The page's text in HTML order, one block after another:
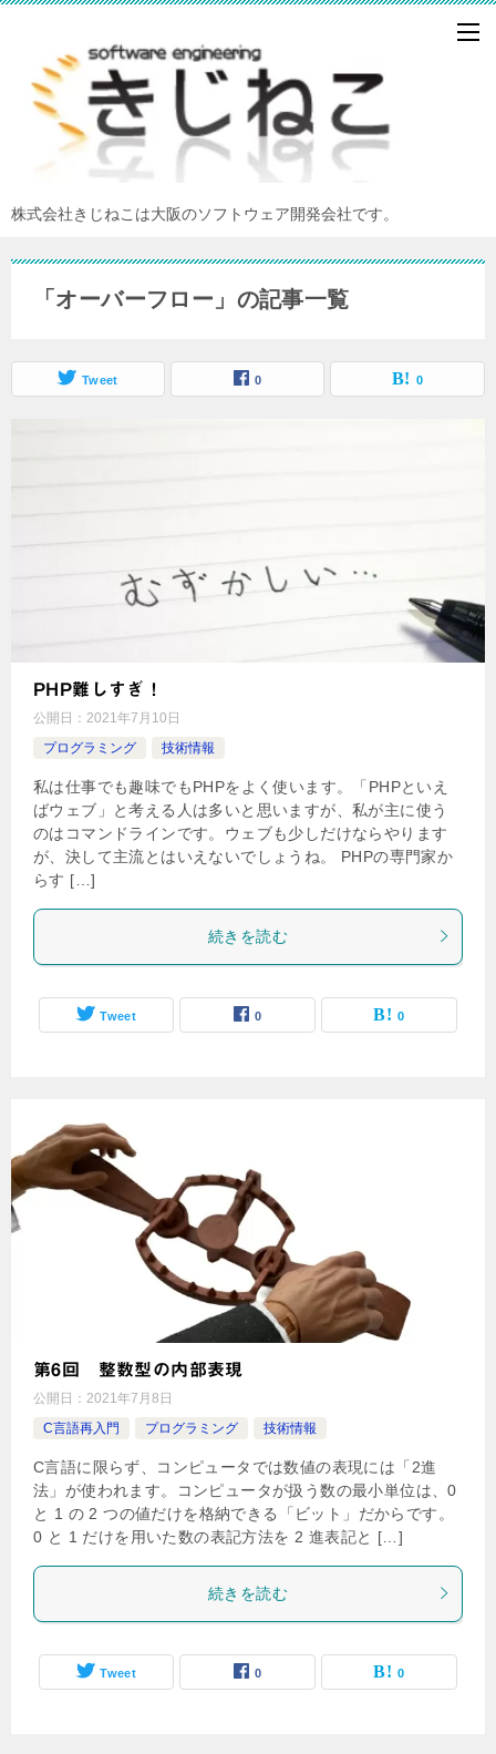
株式会社きじねこは大阪のソフトウェア開発会社です。
「オーバーフロー」の記事一覧
Tweet 0 0
PHP難しすぎ！
公開日： 2021年7月10日
プログラミング
技術情報
私は仕事でも趣味でもPHPをよく使います。「PHPといえ
ばウェブ」と考える人は多いと思いますが、私が主に使う
のはコマンドラインです。ウェブも少しだけならやります
が、決して主流とはいえないでしょうね。 PHPの専門家か
らす […]
続きを読む
Tweet 0 0
第6回 整数型の内部表現
公開日： 2021年7月8日
C言語再入門
プログラミング 技術情報
C言語に限らず、コンピュータでは数値の表現には「2進
法」が使われます。コンピュータが扱う数の最小単位は、0
と 1 の 2 つの値だけを格納できる「ビット」だからです。
0 と 1 だけを用いた数の表記方法を 2 進表記と […]
続きを読む
Tweet 0 0